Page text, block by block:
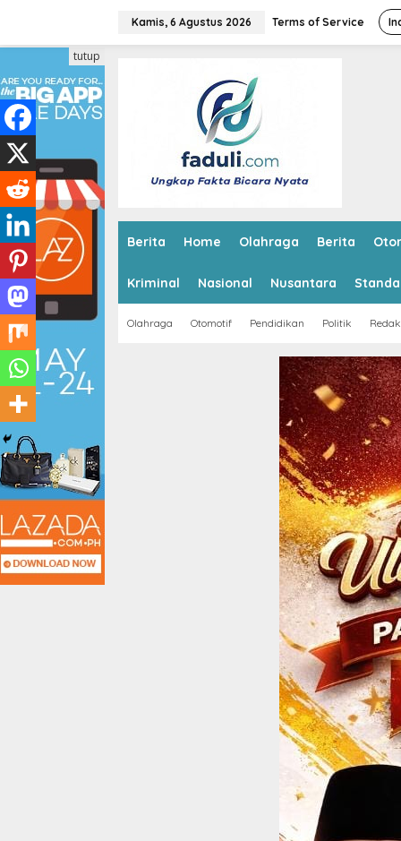
i
k
e
k
n
n
Kamis, 6 Agustus 2026 Terms of Service
Berita Home Olahraga Berita
Kriminal Nasional Nusantara
Olahraga Otomotif Pendidikan Politik
tutup